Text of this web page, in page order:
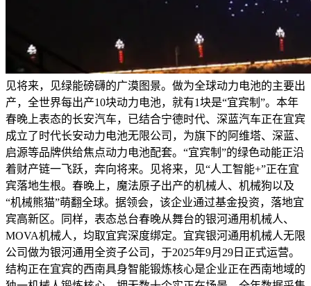
见将来，见绿能磅礴的广漠图景。做为全球动力电池的主要出
产，全世界每出产10块动力电池，就有1块是“宜宾制”。本年
春晚上表态的长安汽车，已结合宁德时代、深蓝汽车正在宜宾
成立了时代长安动力电池无限公司，为旗下的阿维塔、深蓝、
启源等品牌供给焦点动力电池配套。“宜宾制”的绿色动能正沿
着财产链一飞跃，奔向将来。见将来，见“人工智能+”正在宜
宾落地生根。春晚上，魔法原子出产的机械人、机械狗以及
“机械熊猫”萌翻全球。据领会，该企业通过基金投资，落地宜
宾高新区。同样，表态总台春晚从舞台的银河通用机械人、
MOVA机械人，均取宜宾深度绑定。宜宾银河通用机械人无限
公司做为银河通用全资子公司，于2025年9月29日正式运营。
结构正在宜宾的西南具身智能锻炼核心是企业正在西南地域的